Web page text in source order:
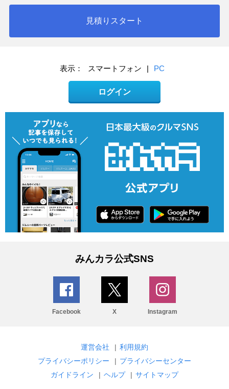
見積りスタート
表示： スマートフォン | PC
ログイン
みんカラ公式SNS
Facebook X Instagram
運営会社 | 利用規約
プライバシーポリシー
| プライバシーセンター
ガイドライン
| ヘルプ | サイトマップ